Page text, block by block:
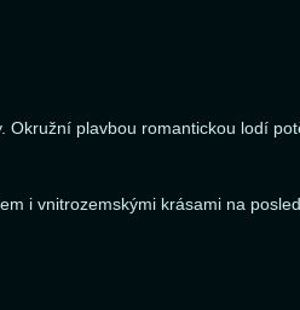
plavbou romantickou lodí
i vnitrozemskými krásami na